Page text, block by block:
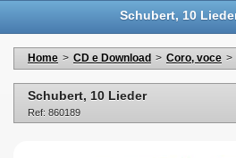
Home > CD e Download > Coro, voce >
Schubert, 10 Lieder
Ref: 860189